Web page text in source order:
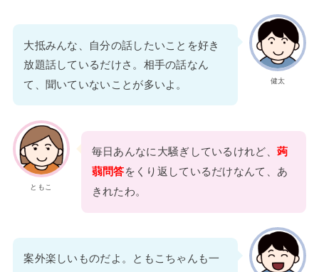
健太
大抵みんな、自分の話したいことを好き
放題話しているだけさ。相手の話なん
て、聞いていないことが多いよ。
ともこ
毎日あんなに大騒ぎしているけれど、 蒟
蒻問答をくり返しているだけなんて、あ
きれたわ。
案外楽しいものだよ。ともこちゃんも一